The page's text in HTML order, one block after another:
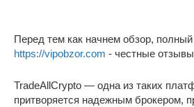
Перед тем как начнем обзор,
https://vipobzor.com - честные
TradeAllCrypto — одна из таких
притворяется надежным брокером,